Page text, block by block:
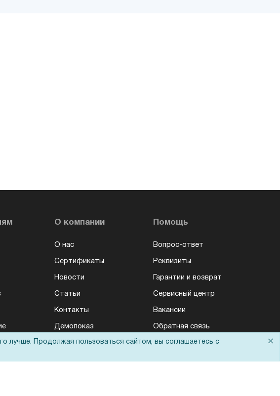
О компании
О нас
Сертификаты
Новости
Статьи
Контакты
Демопоказ
Помощь
Вопрос-ответ
Реквизиты
Гарантии и возврат
Сервисный центр
Вакансии
Обратная связь
Для Таможенного
лучше. Продолжая пользоваться сайтом, вы соглашаетесь с
×